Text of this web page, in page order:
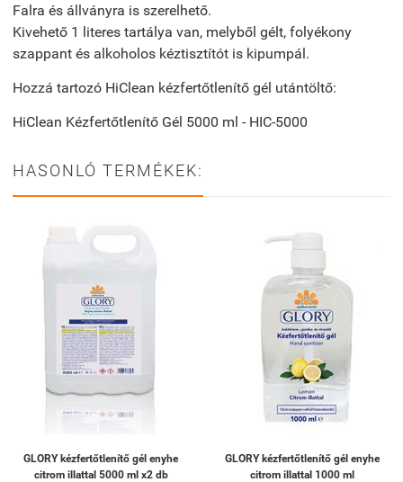
Falra és állványra is szerelhető.
Kivehető 1 literes tartálya van, melyből gélt, folyékony
szappant és alkoholos kéztisztítót is kipumpál.
Hozzá tartozó HiClean kézfertőtlenítő gél utántöltő:
HiClean Kézfertőtlenítő Gél 5000 ml - HIC-5000
HASONLÓ TERMÉKEK:
GLORY kézfertőtlenítő gél enyhe
citrom illattal 5000 ml x2 db
GLORY kézfertőtlenítő gél enyhe
citrom illattal 1000 ml